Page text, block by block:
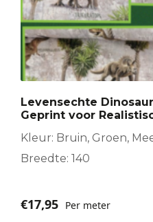
Levensechte
Geprint voor
Kleur: Bruin, Groen,
Breedte: 140
€17,95 Per meter